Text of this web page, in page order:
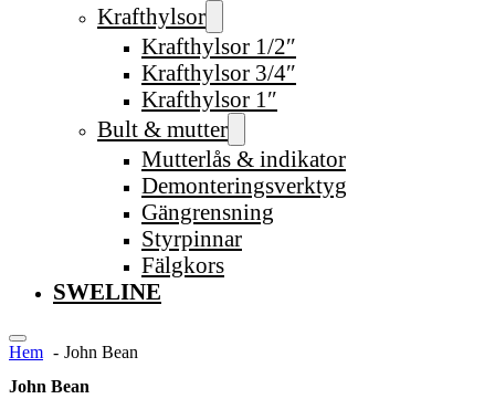
Krafthylsor
Krafthylsor 1/2″
Krafthylsor 3/4″
Krafthylsor 1″
Bult & mutter
Mutterlås & indikator
Demonteringsverktyg
Gängrensning
Styrpinnar
Fälgkors
SWELINE
Hem
John Bean
John Bean